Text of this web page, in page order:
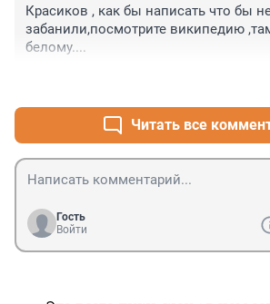
Красиков , как бы написать что бы
забанили,посмотрите википедию
белому....
Читать все
Гость
Войти